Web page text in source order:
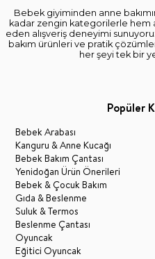
Bebek giyiminden anne
kadar zengin kategorilerle
eden alışveriş deneyimi
bakım ürünleri ve pratik
her şeyi tek bir
Popüler
Bebek Arabası
Kanguru & Anne Kucağı
Bebek Bakım Çantası
Yenidoğan Ürün Önerileri
Bebek & Çocuk Bakım
Gıda & Beslenme
Suluk & Termos
Beslenme Çantası
Oyuncak
Eğitici Oyuncak